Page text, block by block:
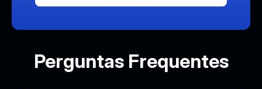
Perguntas Frequentes